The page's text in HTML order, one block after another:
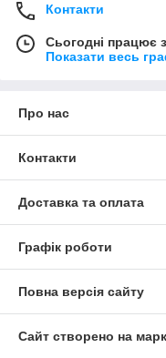
Контакти
Сьогодні працює
Показати весь
Про нас
Контакти
Доставка та оплата
Графік роботи
Повна версія сайту
Сайт створено на